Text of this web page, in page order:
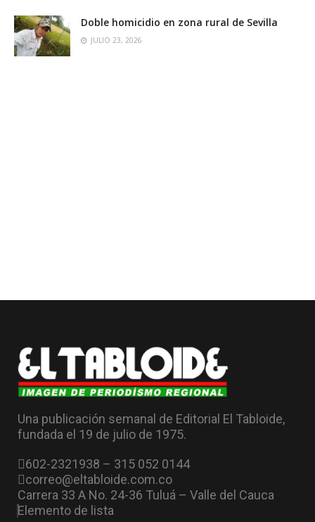
Doble homicidio en zona rural de Sevilla
JULIO 23, 2026
Una publicación semanal de Editorial El Tabloide,
fundada el 19 de julio de 1975.
602-2321938 – 315 052 0144
correo@eltabloide.com.co
Carrera 33 A No. 24-36 Tuluá – Valle del Cauca
Elemento de lista